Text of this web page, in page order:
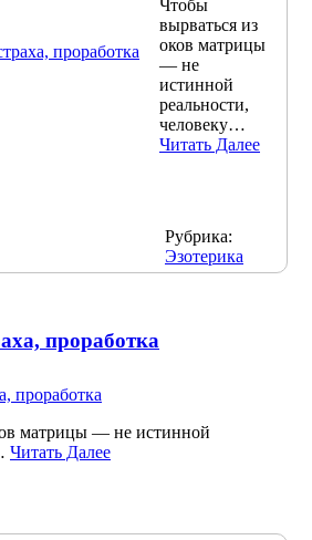
Чтобы
вырваться из
оков матрицы
— не
истинной
реальности,
человеку…
Читать Далее
Рубрика:
Эзотерика
проработка
матрицы — не истинной
Читать Далее